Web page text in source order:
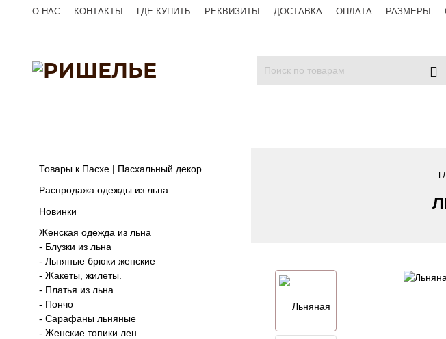
О НАС КОНТАКТЫ ГДЕ КУПИТЬ РЕКВИЗИТЫ ДОСТАВКА ОПЛАТА РАЗМЕРЫ
Товары к Пасхе | Пасхальный декор
Распродажа одежды из льна
Новинки
Женская одежда из льна
- Блузки из льна
- Льняные брюки женские
- Жакеты, жилеты.
- Платья из льна
- Пончо
- Сарафаны льняные
- Женские топики лен